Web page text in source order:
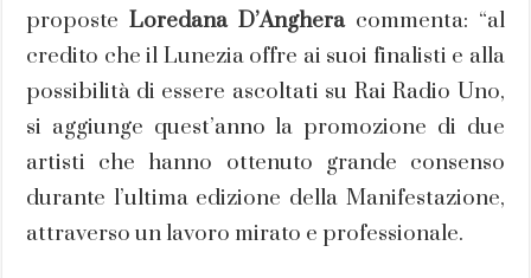
proposteLoredana D’Angheracommenta: “al
credito che il Lunezia offre ai suoi finalisti e alla
possibilità di essere ascoltati su Rai Radio Uno,
si aggiunge quest’anno la promozione di due
artisti che hanno ottenuto grande consenso
durante l’ultima edizione della Manifestazione,
attraverso un lavoro mirato e professionale.